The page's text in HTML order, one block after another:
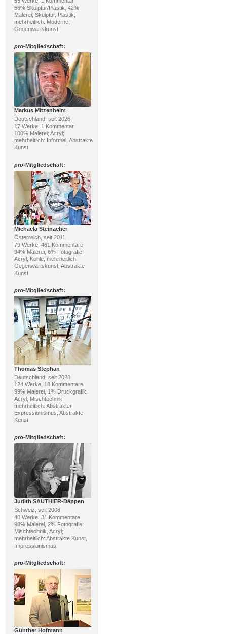
56% Skulptur/Plastik, 42%
Malerei; Skulptur, Plastik;
mehrheitlich: Moderne,
Gegenwartskunst
pro-Mitgliedschaft:
Markus Mitzenheim
Deutschland, seit 2026
17 Werke, 1 Kommentar
100% Malerei; Acryl;
mehrheitlich: Informel, Abstrakte
Kunst
pro-Mitgliedschaft:
Michaela Steinacher
Österreich, seit 2011
79 Werke, 461 Kommentare
94% Malerei, 6% Fotografie;
Acryl, Kohle; mehrheitlich:
Gegenwartskunst, Abstrakte
Kunst
pro-Mitgliedschaft:
Thomas Stephan
Deutschland, seit 2020
124 Werke, 18 Kommentare
99% Malerei, 1% Druckgrafik;
Acryl, Mischtechnik;
mehrheitlich: Abstrakter
Expressionismus, Abstrakte
Kunst
pro-Mitgliedschaft:
Judith SAUTHIER-Däppen
Schweiz, seit 2006
40 Werke, 31 Kommentare
98% Malerei, 2% Fotografie;
Mischtechnik, Acryl;
mehrheitlich: Abstrakte Kunst,
Impressionismus
pro-Mitgliedschaft:
Günther Hofmann